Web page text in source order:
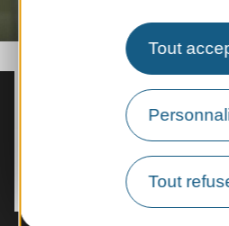
Tout
Tout
45 rue
12220
05